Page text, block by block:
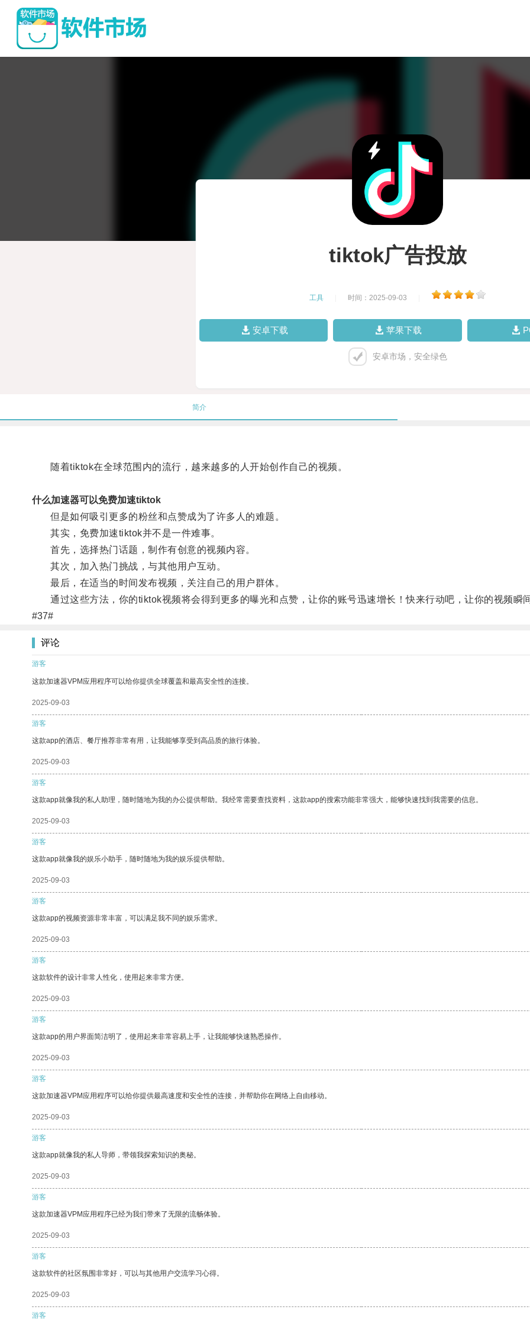
tiktok广告投放
工具 时间：2025-09-03
安卓下载 苹果下载
安卓市场，安全绿色
简介
随着tiktok在全球范围内的流行，越来越多的人开始创作自己的视频。
什么加速器可以免费加速tiktok
但是如何吸引更多的粉丝和点赞成为了许多人的难题。
其实，免费加速tiktok并不是一件难事。
首先，选择热门话题，制作有创意的视频内容。
其次，加入热门挑战，与其他用户互动。
最后，在适当的时间发布视频，关注自己的用户群体。
通过这些方法，你的tiktok视频将会得到更多的曝光和点赞，让你的账号迅速增长！快来行动吧，让你的视频瞬间
#37#
评论
游客
这款加速器VPM应用程序可以给你提供全球覆盖和最高安全性的连接。
2025-09-03
游客
这款app的酒店、餐厅推荐非常有用，让我能够享受到高品质的旅行体验。
2025-09-03
游客
这款app就像我的私人助理，随时随地为我的办公提供帮助。我经常需要查找资料，这款app的搜索功能非常强大，能够快速找到我需要的信息。
2025-09-03
游客
这款app就像我的娱乐小助手，随时随地为我的娱乐提供帮助。
2025-09-03
游客
这款app的视频资源非常丰富，可以满足我不同的娱乐需求。
2025-09-03
游客
这款软件的设计非常人性化，使用起来非常方便。
2025-09-03
游客
这款app的用户界面简洁明了，使用起来非常容易上手，让我能够快速熟悉操作。
2025-09-03
游客
这款加速器VPM应用程序可以给你提供最高速度和安全性的连接，并帮助你在网络上自由移动。
2025-09-03
游客
这款app就像我的私人导师，带领我探索知识的奥秘。
2025-09-03
游客
这款加速器VPM应用程序已经为我们带来了无限的流畅体验。
2025-09-03
游客
这款软件的社区氛围非常好，可以与其他用户交流学习心得。
2025-09-03
游客